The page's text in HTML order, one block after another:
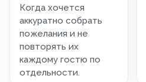
Когда хочется
аккуратно собрать
пожелания и не
повторять их
каждому гостю по
отдельности.